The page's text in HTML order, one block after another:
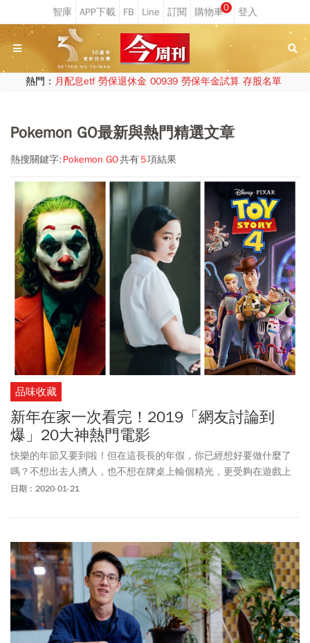
0
熱門： 月配息etf 勞保退休金 00939 勞保年金試算 存股名單
Pokemon GO最新與熱門精選文章
熱搜關鍵字: Pokemon GO共有5項結果
品味收藏
新年在家一次看完！2019「網友討論到
爆」20大神熱門電影
快樂的年節又要到啦！但在這長長的年假，你已經想好要做什麼了
嗎？不想出去人擠人，也不想在牌桌上輸個精光，更受夠在遊戲上
遇到屁孩雷隊友？那咱們就開開心心在家看電影吧～什麼！你又怕
日期：2020-01-21